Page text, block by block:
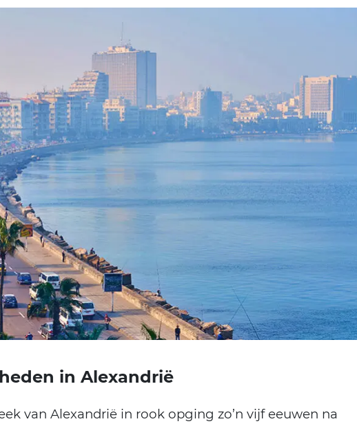
in Alexandrië
van Alexandrië in rook opging zo’n vijf eeuwen na